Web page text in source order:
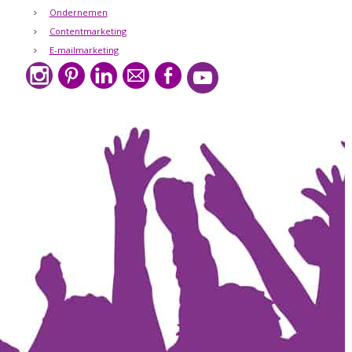
Ondernemen
Contentmarketing
E-mailmarketing